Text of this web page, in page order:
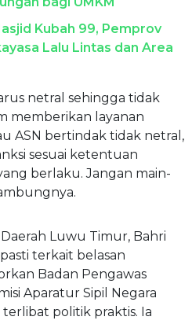
Kubah 99, Pemprov
Lalu Lintas dan Area
netral sehingga tidak
memberikan layanan
ASN bertindak tidak netral,
sesuai ketentuan
berlaku. Jangan main-
Luwu Timur, Bahri
terkait belasan
Badan Pengawas
Aparatur Sipil Negara
terlibat politik praktis. Ia